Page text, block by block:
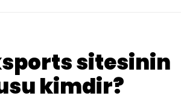
sitesinin
kimdir?